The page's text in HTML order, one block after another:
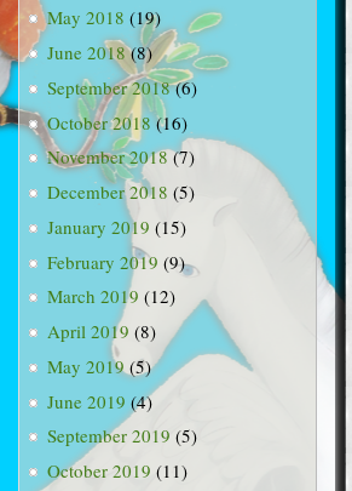
May 2018 (19)
June 2018(8)
September 2018(6)
October 2018(16)
November 2018(7)
December 2018 (5)
January 2019 (15)
February 2019 (9)
March 2019 (12)
April 2019 (8)
May 2019(5)
June 2019 (4)
September 2019 (5)
October 2019 (11)